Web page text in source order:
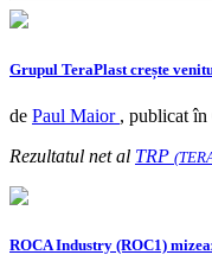
Grupul TeraPlast crește
de Paul Maior , publicat în
Rezultatul net al TRP
ROCA Industry (ROC1)